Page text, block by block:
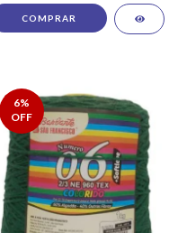
COMPRAR
6%
OFF